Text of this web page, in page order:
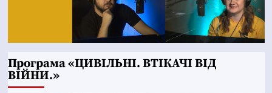
Програма «ЦИВІЛЬНІ. ВТІКАЧІ ВІД
ВІЙНИ.»